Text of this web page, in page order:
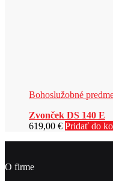
Bohoslužobné
Zvonček DS 140 E
619,00 € Pridať do
O firme